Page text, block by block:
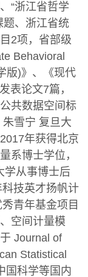
“浙江省哲学
题、浙江省统
2项，省部级
Behavioral
版)》、《现代
表论文7篇，
共数据空间标
雪宁 复旦大
年获得北京
系博士学位，
学从事博士后
技英才扬帆计
青年基金项目
空间计量模
Journal of
Statistical
国科学等国内